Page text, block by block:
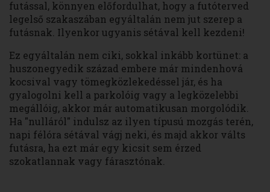
futással, könnyen előfordulhat, hogy a futóterved
legelső szakaszában egyáltalán nem jut szerep a
futásnak. Ilyenkor ugyanis sétával kell kezdeni!
Ez egyáltalán nem ciki, sokkal inkább kortünet: a
huszonegyedik század embere már mindenhová
kocsival vagy tömegközlekedéssel jár, és ha
gyalogolni kell a parkolóig vagy a legközelebbi
megállóig, akkor már automatikusan morgolódik.
Ha "nulláról" indulsz az ilyen típusú mozgás terén,
napi félóra sétával vágj neki, és majd akkor válts
futásra, ha ezt már egy kicsit sem érzed
szokatlannak vagy fárasztónak.